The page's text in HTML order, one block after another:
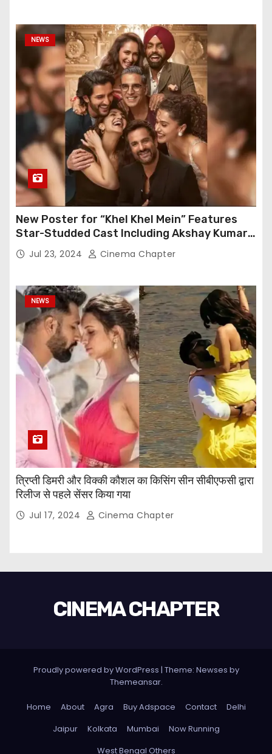
NEWS
New Poster for “Khel Khel Mein” Features
Star-Studded Cast Including Akshay Kumar,
Taapsee Pannu, Fardeen Khan, and More
Jul 23, 2024 Cinema Chapter
NEWS
त्रिप्ती डिमरी और विक्की कौशल का किसिंग सीन सीबीएफसी द्वारा
रिलीज से पहले सेंसर किया गया
Jul 17, 2024 Cinema Chapter
CINEMA CHAPTER
Proudly powered by WordPress | Theme: Newses by
Themeansar.
Home About Agra Buy Adspace Contact
Delhi
Jaipur
Kolkata Mumbai
Now Running
West Bengal Others